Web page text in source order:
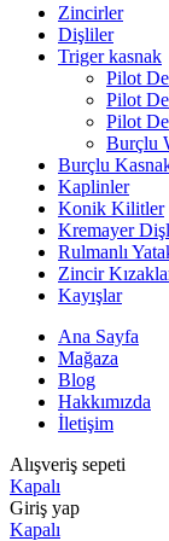
Zincirler
Dişliler
Triger kasnak
Pilot
Pilot
Pilot
Burçlu
Burçlu
Kaplinler
Konik Kilitler
Kremayer
Rulmanlı
Zincir
Kayışlar
Ana Sayfa
Mağaza
Blog
Hakkımızda
İletişim
Alışveriş sepeti
Kapalı
Giriş yap
Kapalı